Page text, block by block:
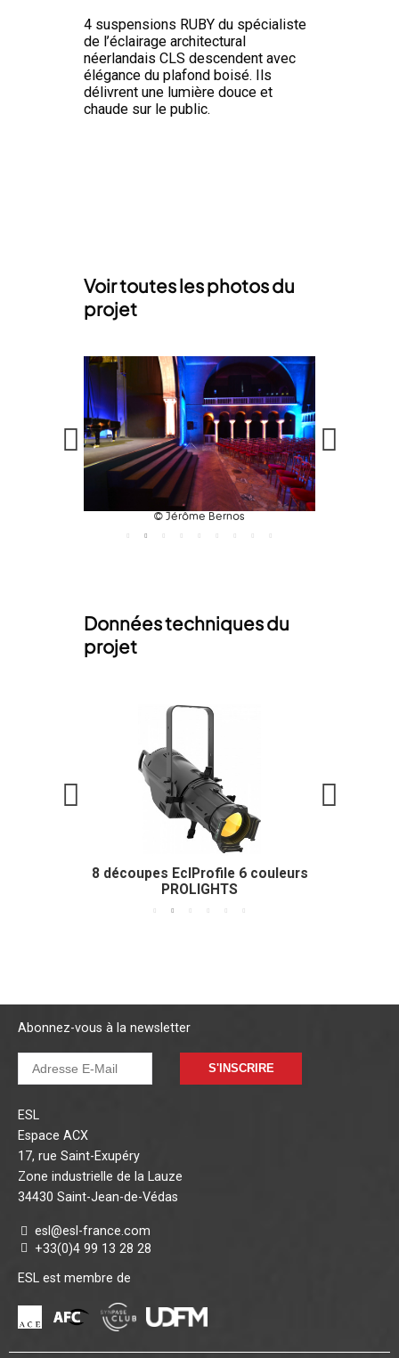
4 suspensions RUBY du spécialiste
de l’éclairage architectural
néerlandais CLS descendent avec
élégance du plafond boisé. Ils
délivrent une lumière douce et
chaude sur le public.
Voir toutes les photos du
projet
© Jérôme Bernos
Données techniques du
projet
8 découpes EclProfile 6 couleurs
PROLIGHTS
Abonnez-vous à la newsletter
S'INSCRIRE
ESL
Espace ACX
17, rue Saint-Exupéry
Zone industrielle de la Lauze
34430 Saint-Jean-de-Védas
esl@esl-france.com
+33(0)4 99 13 28 28
ESL est membre de